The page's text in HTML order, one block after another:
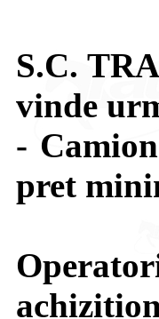
S.C.
vinde
-
pret